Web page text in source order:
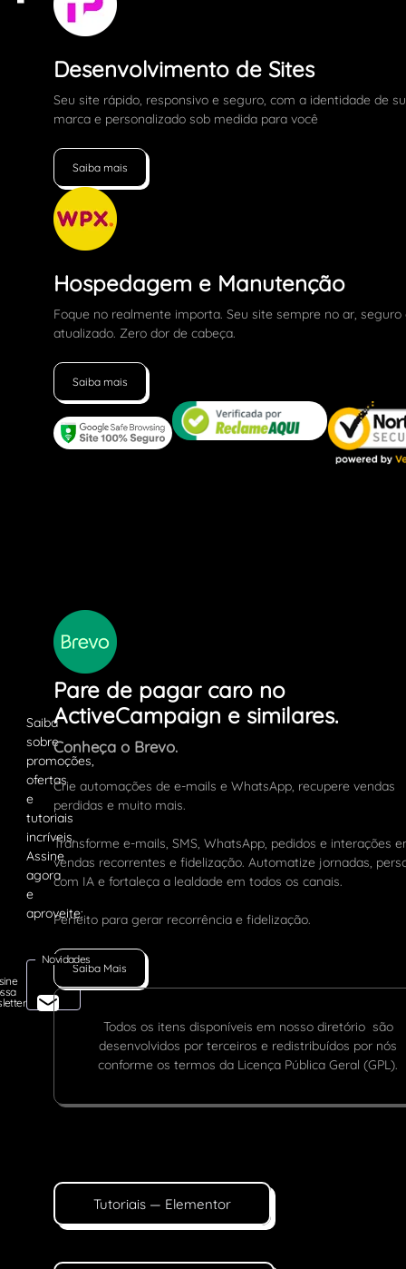
Novidades
Desenvolvimento de Sites
Seu site rápido, responsivo e seguro, com a identidade de
marca e personalizado sob medida para você
Saiba mais
Hospedagem e Manutenção
Foque no realmente importa. Seu site sempre no ar, seguro
atualizado. Zero dor de cabeça.
Saiba mais
Pare de pagar caro no
ActiveCampaign e similares.
Conheça o Brevo.
Crie automações de e-mails e WhatsApp, recupere vendas
perdidas e muito mais.
Transforme e-mails, SMS, WhatsApp, pedidos e interações
vendas recorrentes e fidelização. Automatize jornadas,
com IA e fortaleça a lealdade em todos os canais.
Perfeito para gerar recorrência e fidelização.
Saiba Mais
Todos os itens disponíveis em nosso diretório são
desenvolvidos por terceiros e redistribuídos por nós
conforme os termos da Licença Pública Geral (GPL).
Tutoriais — Elementor